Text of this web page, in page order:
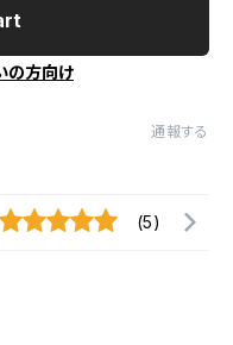
の方向け
通報する
(5)